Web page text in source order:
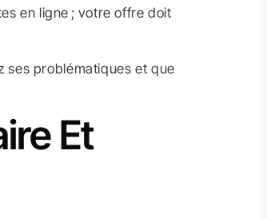
en ligne ; votre offre doit
ses problématiques et que
Et